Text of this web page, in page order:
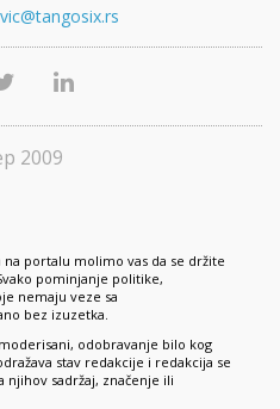
2009
portalu molimo vas da se držite
pominjanje politike,
nemaju veze sa
bez izuzetka.
odobravanje bilo kog
stav redakcije i redakcija se
sadržaj, značenje ili